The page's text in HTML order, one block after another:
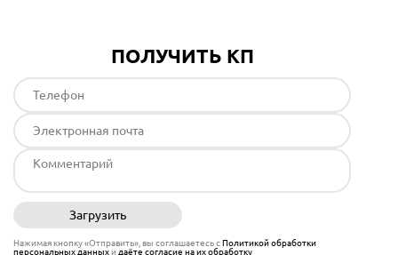
ПОЛУЧИТЬ КП
Загрузить
Нажимая кнопку «Отправить», вы соглашаетесь сПолитикой обработки
персональных данныхи даёте согласие на их обработку